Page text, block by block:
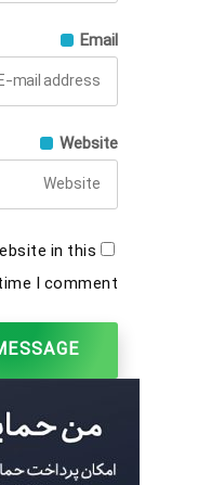
Email
Website
in this
I comment.